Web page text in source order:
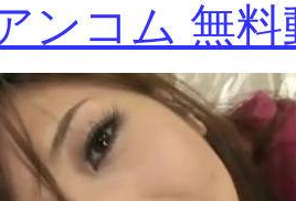
ンコム 無料